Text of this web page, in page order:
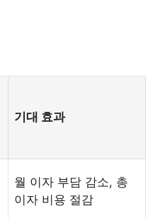
기대 효과
월 이자 부담 감소, 총
이자 비용 절감